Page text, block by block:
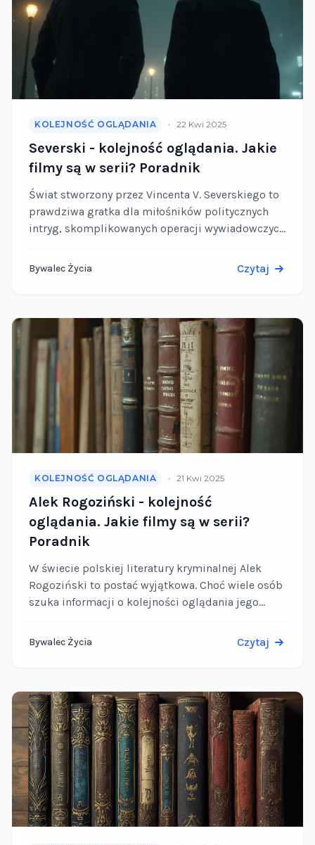
KOLEJNOŚĆ OGLĄDANIA • 22 Kwi 2025
Severski - kolejność oglądania. Jakie
filmy są w serii? Poradnik
Świat stworzony przez Vincenta V. Severskiego to
prawdziwa gratka dla miłośników politycznych
intryg, skomplikowanych operacji wywiadowczych
korzystając ze swojego doświadczenia w służbach
Bywalec Życia Czytaj
KOLEJNOŚĆ OGLĄDANIA • 21 Kwi 2025
Alek Rogoziński - kolejność
oglądania. Jakie filmy są w serii?
Poradnik
W świecie polskiej literatury kryminalnej Alek
Rogoziński to postać wyjątkowa. Choć wiele osób
szuka informacji o kolejności oglądania jego
wszystkim autorem książek! Jego twórczość …
Bywalec Życia Czytaj